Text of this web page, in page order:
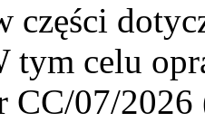
części
tym celu
CC/07/